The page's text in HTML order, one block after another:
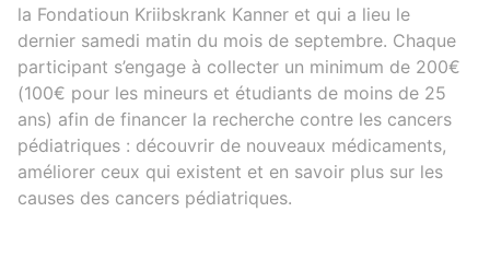
la Fondatioun Kriibskrank Kanner et qui a lieu le
dernier samedi matin du mois de septembre. Chaque
participant s’engage à collecter un minimum de 200€
(100€ pour les mineurs et étudiants de moins de 25
ans) afin de financer la recherche contre les cancers
pédiatriques : découvrir de nouveaux médicaments,
améliorer ceux qui existent et en savoir plus sur les
causes des cancers pédiatriques.